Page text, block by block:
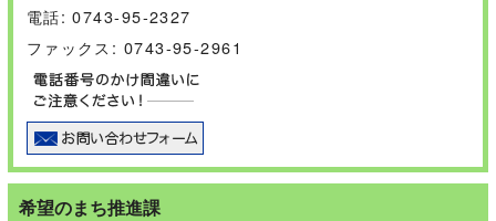
電話: 0743-95-2327
ファックス: 0743-95-2961
希望のまち推進課